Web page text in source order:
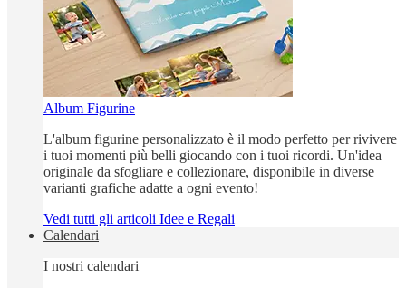
Album Figurine
L'album figurine personalizzato è il modo perfetto per rivivere
i tuoi momenti più belli giocando con i tuoi ricordi. Un'idea
originale da sfogliare e collezionare, disponibile in diverse
varianti grafiche adatte a ogni evento!
Vedi tutti gli articoli Idee e Regali
Calendari
I nostri calendari